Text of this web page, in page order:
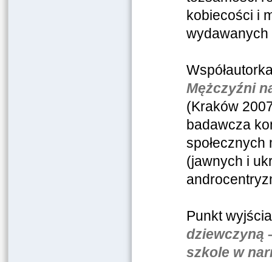
kobiecości i
wydawanych
Mężczyźni
(Kraków
badawcza
(jawnych i
Punkt
dziewczyną
szkole w